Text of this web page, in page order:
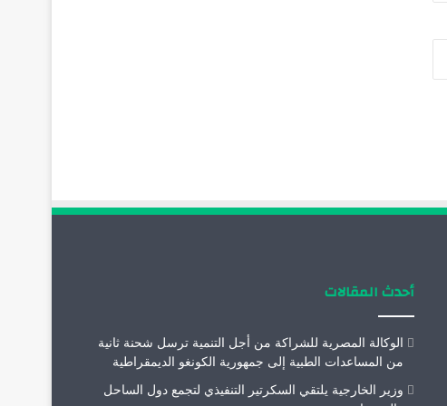
أحدث المقالات
الوكالة المصرية للشراكة من أجل التنمية ترسل شحنة ثانية
من المساعدات الطبية إلى جمهورية الكونغو الديمقراطية
وزير الخارجية يلتقي السكرتير التنفيذي لتجمع دول الساحل